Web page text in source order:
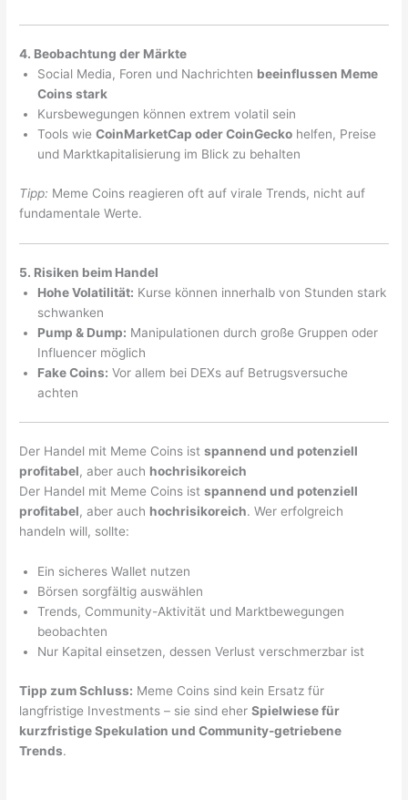
4. Beobachtung der Märkte
Social Media, Foren und Nachrichten beeinflussen Meme
Coins stark
Kursbewegungen können extrem volatil sein
Tools wieCoinMarketCap oder CoinGecko helfen, Preise
und Marktkapitalisierung im Blick zu behalten
Tipp: Meme Coins reagieren oft auf virale Trends, nicht auf
fundamentale Werte.
5. Risiken beim Handel
Hohe Volatilität: Kurse können innerhalb von Stunden stark
schwanken
Pump & Dump: Manipulationen durch große Gruppen oder
Influencer möglich
Fake Coins: Vor allem bei DEXs auf Betrugsversuche
achten
Der Handel mit Meme Coins istspannend und potenziell
profitabel, aber auch hochrisikoreich
Der Handel mit Meme Coins istspannend und potenziell
profitabel, aber auch hochrisikoreich. Wer erfolgreich
handeln will, sollte:
Ein sicheres Wallet nutzen
Börsen sorgfältig auswählen
Trends, Community-Aktivität und Marktbewegungen
beobachten
Nur Kapital einsetzen, dessen Verlust verschmerzbar ist
Tipp zum Schluss: Meme Coins sind kein Ersatz für
langfristige Investments – sie sind eherSpielwiese für
kurzfristige Spekulation und Community-getriebene
Trends.